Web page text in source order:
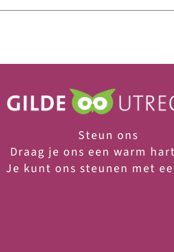
Steun ons
Draag je ons een warm
Je kunt ons steunen met